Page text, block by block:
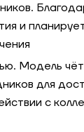
и
Модель
для
с